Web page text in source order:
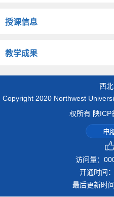
授课信息
教学成果
西
Copyright 2020 Northwest
权所有 陕ICP
电
访问量：
开通时间：
最后更新时间